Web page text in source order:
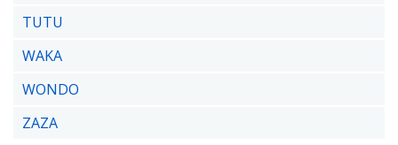
TUTU
WAKA
WONDO
ZAZA